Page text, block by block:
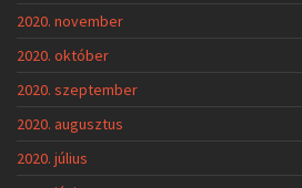
2020. november
2020. október
2020. szeptember
2020. augusztus
2020. július